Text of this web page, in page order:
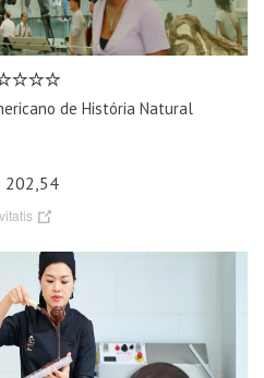
de História Natural
202,54